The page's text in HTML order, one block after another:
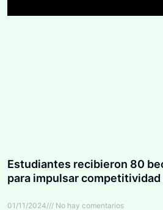
Estudiantes recibieron 80
para impulsar competitividad
01/11/2024 No hay comentarios